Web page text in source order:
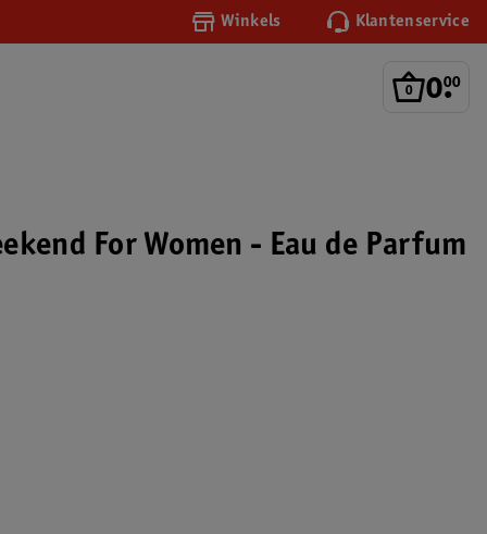
Winkels Klantenservice
0.
00
For Women - Eau de Parfum